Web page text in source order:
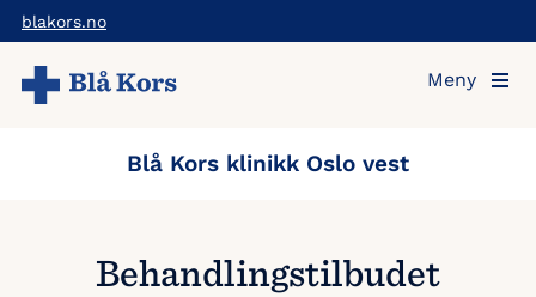
Hopp
til
hovedinnholdet
blakors.no
Meny
Blå Kors klinikk Oslo vest
Behandlingstilbudet